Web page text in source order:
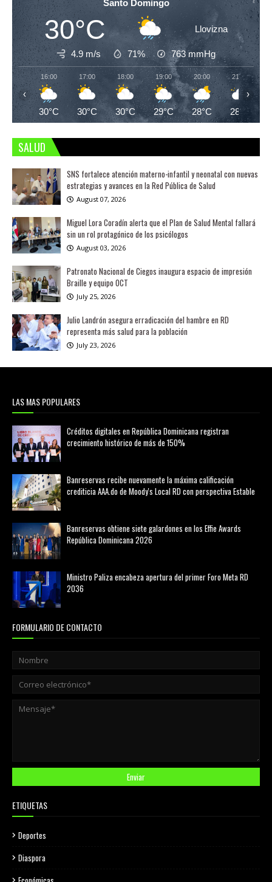
Santo Domingo
30°C Llovizna
4.9 m/s 71% 763mmHg
16:00
30°C
17:00
30°C
18:00
30°C
19:00
29°C
20:00
28°C
21:00
28°C
‹ ›
SALUD
SNS fortalece atención materno-infantil y neonatal con nuevas
estrategias y avances en la Red Pública de Salud
August 07, 2026
Miguel Lora Coradín alerta que el Plan de Salud Mental fallará
sin un rol protagónico de los psicólogos
August 03, 2026
Patronato Nacional de Ciegos inaugura espacio de impresión
Braille y equipo OCT
July 25, 2026
Julio Landrón asegura erradicación del hambre en RD
representa más salud para la población
July 23, 2026
LAS MAS POPULARES
Créditos digitales en República Dominicana registran
crecimiento histórico de más de 150%
Banreservas recibe nuevamente la máxima calificación
crediticia AAA.do de Moody's Local RD con perspectiva Estable
Banreservas obtiene siete galardones en los Effie Awards
República Dominicana 2026
Ministro Paliza encabeza apertura del primer Foro Meta RD
2036
FORMULARIO DE CONTACTO
ETIQUETAS
Deportes
Diaspora